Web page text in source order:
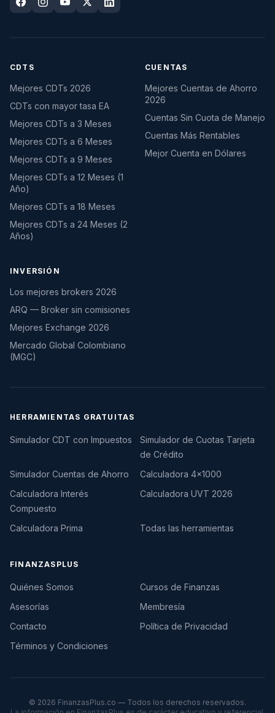
CDTS
Mejores CDTs 2026
CDTs con mayor tasa EA
Mejores CDTs a 3 Meses
Mejores CDTs a 6 Meses
Mejores CDTs a 9 Meses
Mejores CDTs a 12 Meses (1
Año)
Mejores CDTs a 18 Meses
Mejores CDTs a 24 Meses (2
Años)
CUENTAS
Mejores Cuentas de Ahorro
2026
Cuentas Sin Cuota de Manejo
Cuentas Más Rentables
Mejor Cuenta en Dólares
INVERSIÓN
Los mejores brokers 2026
ARQ — Broker sin comisiones
Mejores Exchange 2026
Mercado Global Colombiano
(MGC)
HERRAMIENTAS GRATUITAS
Simulador CDT con Impuestos
Simulador de Cuotas Tarjeta
de Crédito
Simulador Cuentas de Ahorro
Calculadora 4×1000
Calculadora Interés
Compuesto
Calculadora UVT 2026
Calculadora Prima Todas las herramientas
FINANZASPLUS
Quiénes Somos
Cursos de Finanzas
Asesorías
Membresía
Contacto
Política de Privacidad
Términos y Condiciones
© 2026 FinanzasPlus.co — Todos los derechos reservados.